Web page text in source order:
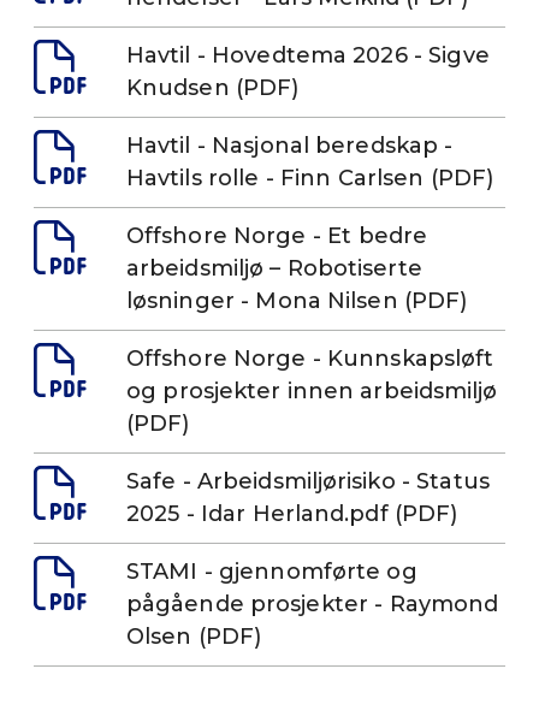
Havtil - Hovedtema 2026 - Sigve
Knudsen (PDF)
Havtil - Nasjonal beredskap -
Havtils rolle - Finn Carlsen (PDF)
Offshore Norge - Et bedre
arbeidsmiljø – Robotiserte
løsninger - Mona Nilsen (PDF)
Offshore Norge - Kunnskapsløft
og prosjekter innen arbeidsmiljø
(PDF)
Safe - Arbeidsmiljørisiko - Status
2025 - Idar Herland.pdf (PDF)
STAMI - gjennomførte og
pågående prosjekter - Raymond
Olsen (PDF)